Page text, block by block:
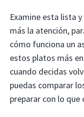
Examine esta lista
más la atención,
cómo funciona un
estos platos más
cuando decidas
puedas comparar
preparar con lo